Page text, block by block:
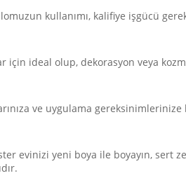
kullanımı, kalifiye işgücü
için ideal olup, dekorasyon veya
ve uygulama gereksinimlerinize
evinizi yeni boya ile boyayın, sert